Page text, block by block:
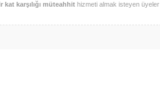
kat karşılığı müteahhit hizmeti almak isteyen üyeler